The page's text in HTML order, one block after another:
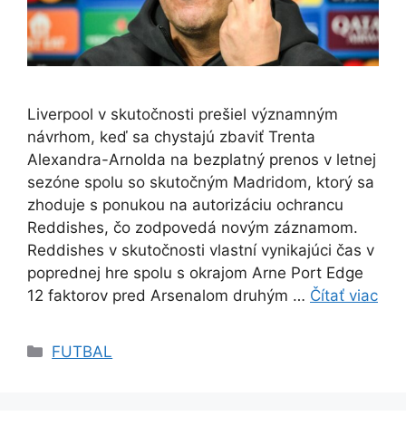
Liverpool v skutočnosti prešiel významným
návrhom, keď sa chystajú zbaviť Trenta
Alexandra-Arnolda na bezplatný prenos v letnej
sezóne spolu so skutočným Madridom, ktorý sa
zhoduje s ponukou na autorizáciu ochrancu
Reddishes, čo zodpovedá novým záznamom.
Reddishes v skutočnosti vlastní vynikajúci čas v
poprednej hre spolu s okrajom Arne Port Edge
12 faktorov pred Arsenalom druhým … Čítať viac
Kategórie
FUTBAL